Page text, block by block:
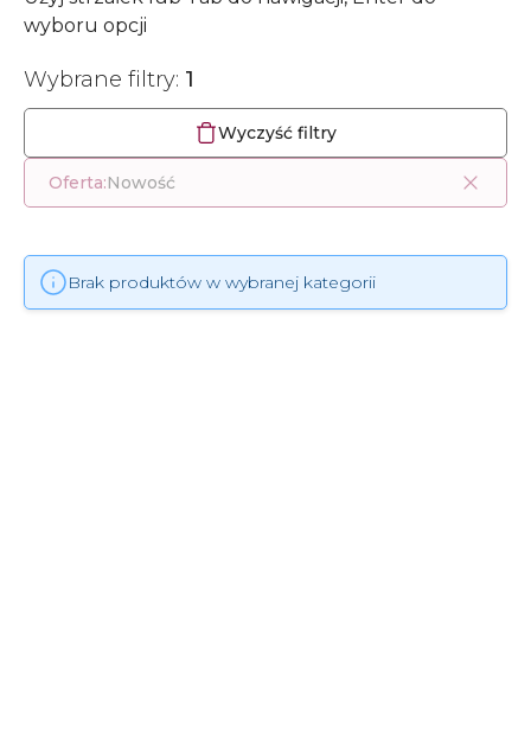
wyboru opcji
Wybrane filtry: 1
Wyczyść filtry
Oferta:Nowość
Brak produktów w wybranej kategorii